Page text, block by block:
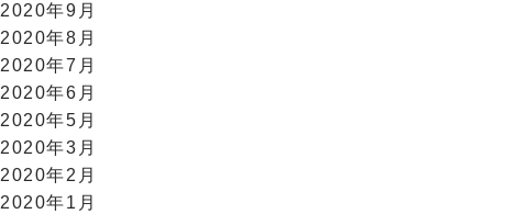
2020年9月
2020年8月
2020年7月
2020年6月
2020年5月
2020年3月
2020年2月
2020年1月